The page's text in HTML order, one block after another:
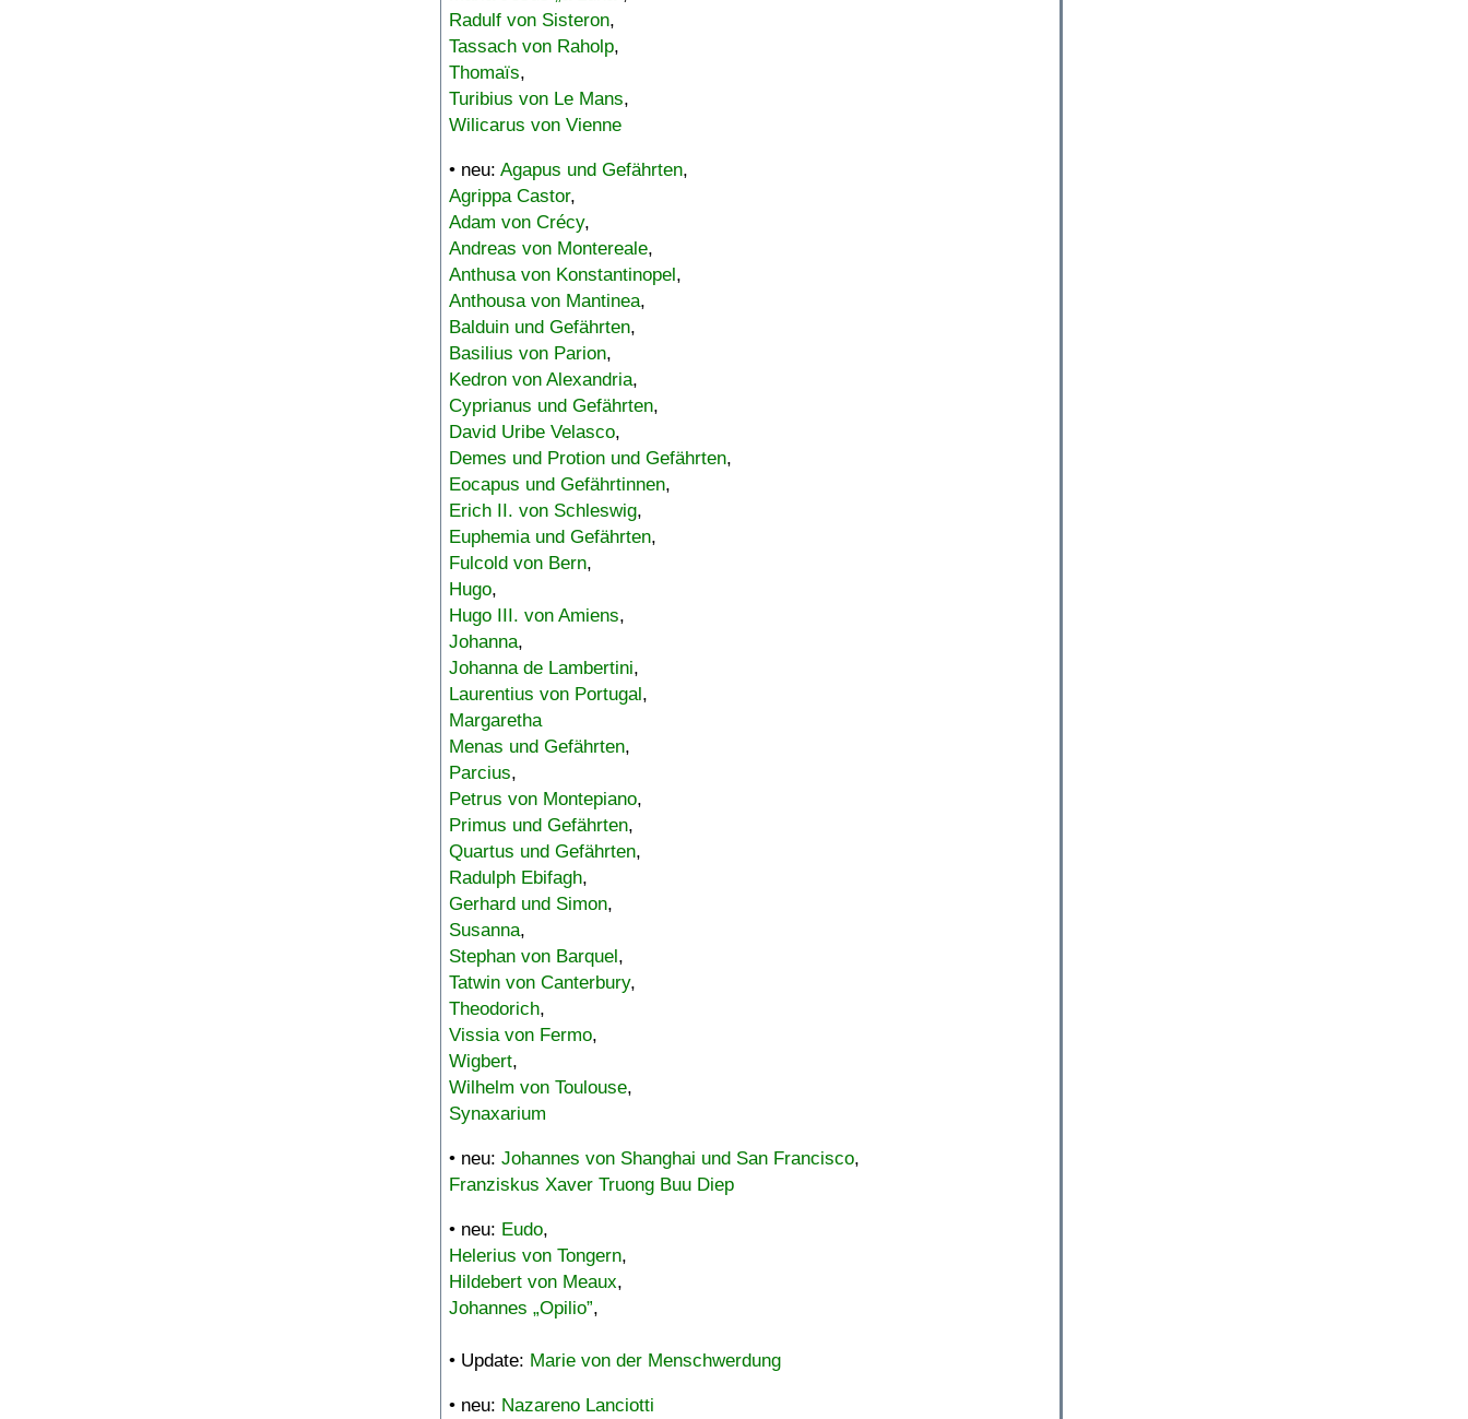
Radulf von Sisteron,
Tassach von Raholp,
Thomaïs,
Turibius von Le Mans,
Wilicarus von Vienne
• neu: Agapus und Gefährten,
Agrippa Castor,
Adam von Crécy,
Andreas von Montereale,
Anthusa von Konstantinopel,
Anthousa von Mantinea,
Balduin und Gefährten,
Basilius von Parion,
Kedron von Alexandria,
Cyprianus und Gefährten,
David Uribe Velasco,
Demes und Protion und Gefährten,
Eocapus und Gefährtinnen,
Erich II. von Schleswig,
Euphemia und Gefährten,
Fulcold von Bern,
Hugo,
Hugo III. von Amiens,
Johanna,
Johanna de Lambertini,
Laurentius von Portugal,
Margaretha
Menas und Gefährten,
Parcius,
Petrus von Montepiano,
Primus und Gefährten,
Quartus und Gefährten,
Radulph Ebifagh,
Gerhard und Simon,
Susanna,
Stephan von Barquel,
Tatwin von Canterbury,
Theodorich,
Vissia von Fermo,
Wigbert,
Wilhelm von Toulouse,
Synaxarium
• neu: Johannes von Shanghai und San Francisco,
Franziskus Xaver Truong Buu Diep
• neu: Eudo,
Helerius von Tongern,
Hildebert von Meaux,
Johannes „Opilio”,
• Update: Marie von der Menschwerdung
• neu: Nazareno Lanciotti